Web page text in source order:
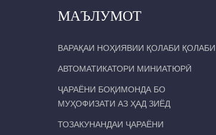
МАЪЛУМОТ
ВАРАҚАИ НОҲИЯВИИ ҚОЛАБИ ҚОЛАБИ
АВТОМАТИКАТОРИ МИНИАТЮРӢ
ҶАРАЁНИ БОҚИМОНДА БО
МУҲОФИЗАТИ АЗ ҲАД ЗИЁД
ТОЗАКУНАНДАИ ҶАРАЁНИ